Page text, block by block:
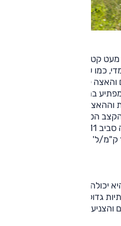
קטן עבור מכונית כה גדולה,
כמו שטוען המפרט הטכני
בהעברת כוח מיידית, אבל
הדרגתית ומתונה
הטוב שהמכונית מסוגלת
יכולה למשוך גם לקוחות
גדולות אחרות, שבחרו
מידות, הסופרב סלונית